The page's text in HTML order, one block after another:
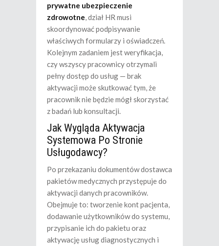
prywatne ubezpieczenie
zdrowotne, dział HR musi
skoordynować podpisywanie
właściwych formularzy i oświadczeń.
Kolejnym zadaniem jest weryfikacja,
czy wszyscy pracownicy otrzymali
pełny dostęp do usług — brak
aktywacji może skutkować tym, że
pracownik nie będzie mógł skorzystać
z badań lub konsultacji.
Jak Wygląda Aktywacja
Systemowa Po Stronie
Usługodawcy?
Po przekazaniu dokumentów dostawca
pakietów medycznych przystępuje do
aktywacji danych pracowników.
Obejmuje to: tworzenie kont pacjenta,
dodawanie użytkowników do systemu,
przypisanie ich do pakietu oraz
aktywację usług diagnostycznych i